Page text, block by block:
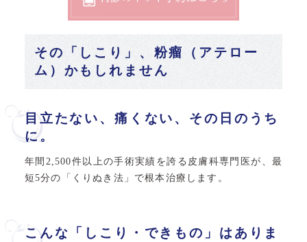
その「しこり」、粉瘤（アテロー
ム）かもしれません
目立たない、痛くない、その日のうち
に。
年間2,500件以上の手術実績を誇る皮膚科専門医が、最
短5分の「くりぬき法」で根本治療します。
こんな「しこり・できもの」はありま